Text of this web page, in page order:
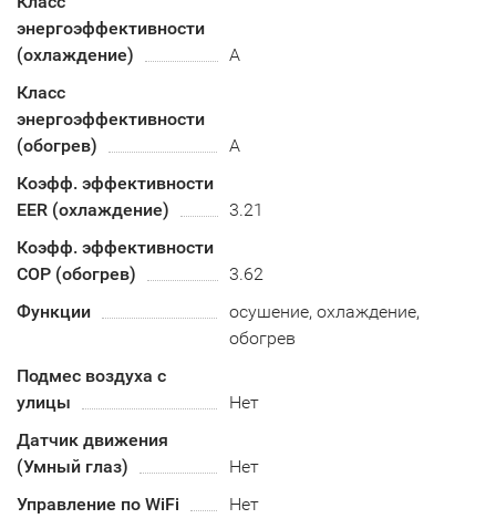
энергоэффективности
(охлаждение)
А
Класс
энергоэффективности
(обогрев)
A
Коэфф. эффективности
EER (охлаждение)
3.21
Коэфф. эффективности
COP (обогрев)
3.62
Функции
осушение, охлаждение,
обогрев
Подмес воздуха с
улицы
Нет
Датчик движения
(Умный глаз)
Нет
Управление по WiFi
Нет